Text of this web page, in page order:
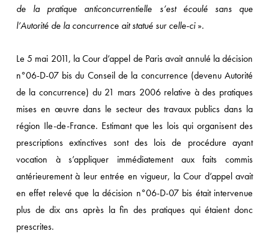
de la pratique anticoncurrentielle s’est écoulé sans que
l’Autorité de la concurrence ait statué sur celle-ci».
Le 5 mai 2011, la Cour d’appel de Paris avait annulé la décision
n°06-D-07 bis du Conseil de la concurrence (devenu Autorité
de la concurrence) du 21 mars 2006 relative à des pratiques
mises en œuvre dans le secteur des travaux publics dans la
région Ile-de-France. Estimant que les lois qui organisent des
prescriptions extinctives sont des lois de procédure ayant
vocation à s’appliquer immédiatement aux faits commis
antérieurement à leur entrée en vigueur, la Cour d’appel avait
en effet relevé que la décision n°06-D-07 bis était intervenue
plus de dix ans après la fin des pratiques qui étaient donc
prescrites.